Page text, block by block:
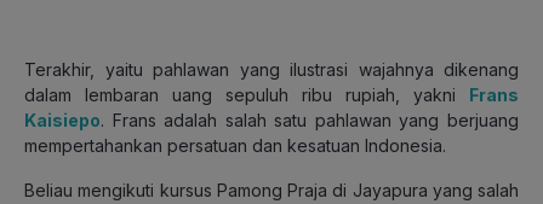
Terakhir, yaitu pahlawan yang ilustrasi wajahnya dikenang
dalam lembaran uang sepuluh ribu rupiah, yakni
Frans
Kaisiepo. Frans adalah salah satu pahlawan yang berjuang
mempertahankan persatuan dan kesatuan Indonesia.
Beliau mengikuti kursus Pamong Praja di Jayapura yang salah